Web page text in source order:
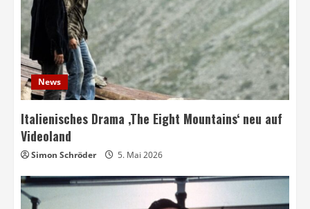
News
Italienisches Drama ‚The Eight Mountains‘ neu auf
Videoland
Simon Schröder 5. Mai 2026